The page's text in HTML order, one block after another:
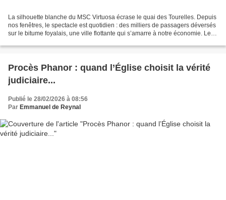
La silhouette blanche du MSC Virtuosa écrase le quai des Tourelles. Depuis
nos fenêtres, le spectacle est quotidien : des milliers de passagers déversés
sur le bitume foyalais, une ville flottante qui s’amarre à notre économie. Les
Procès Phanor : quand l’Église choisit la vérité
judiciaire...
Publié le 28/02/2026 à 08:56
Par Emmanuel de Reynal